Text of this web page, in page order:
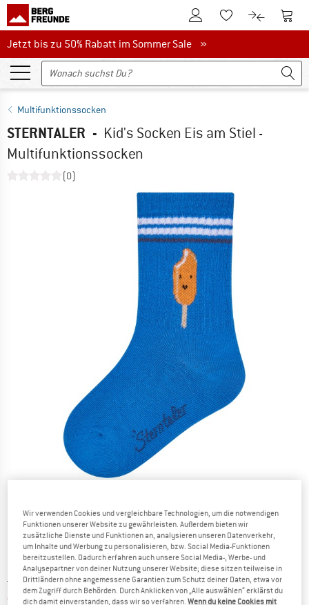
Zum KundenkontoZum Merkzettel.
Zum Zum
Jetzt bis zu 50% Rabatt im Sommer Sale
Jetzt bis zu 50% Rabatt im Sommer Sale »
Multifunktionssocken
STERNTALER - Kid's Socken Eis am Stiel -
Multifunktionssocken
(0)
Ursprünglicher Preis :
5,00€
Preis:
4,00€ inkl. MwSt.
Wir verwenden Cookies und vergleichbare Technologien, um die notwendigen
Funktionen unserer Website zu gewährleisten. Außerdem bieten wir
zusätzliche Dienste und Funktionen an, analysieren unseren Datenverkehr,
um Inhalte und Werbung zu personalisieren, bzw. Social Media-Funktionen
bereitzustellen. Dadurch erfahren auch unsere Social Media-, Werbe- und
Analysepartner von deiner Nutzung unserer Website; diese sitzen teilweise in
Drittländern ohne angemessene Garantien zum Schutz deiner Daten, etwa vor
dem Zugriff durch Behörden. Durch Anklicken von „Alle auswählen“ erklärst du
dich damit einverstanden, dass wir so verfahren.Wenn du keine Cookies mit